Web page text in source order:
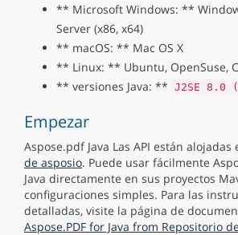
** Microsoft Windows: **
Server (x86, x64)
** macOS: ** Mac OS X
** Linux: ** Ubuntu, OpenSuse,
** versiones Java: ** J2SE 8.0
Empezar
Aspose.pdf Java Las API están alojadas
de asposio. Puede usar fácilmente
Java directamente en sus proyectos
configuraciones simples. Para las
detalladas, visite la página de
Aspose.PDF for Java from Repositorio